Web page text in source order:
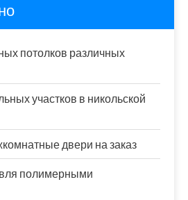
потолков различных
участков в никольской
двери на заказ
полимерными